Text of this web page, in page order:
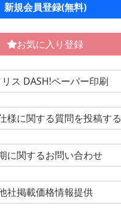
新規会員登録(無料)
お気に入り登録
ス DASH!ペーパー印刷
様に関する質問を投稿する
に関するお問い合わせ
社掲載価格情報提供